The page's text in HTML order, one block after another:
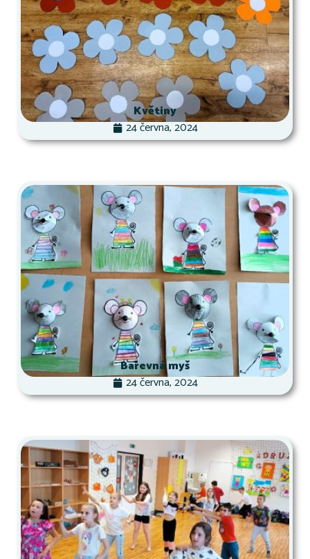
Květiny
24 června, 2024
Barevná myš
24 června, 2024